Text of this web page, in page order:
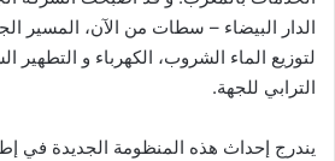
الدار البيضاء – سطات من الآن، المسير
لتوزيع الماء الشروب، الكهرباء و التطهير
الترابي للجهة.
يندرج إحداث هذه المنظومة الجديدة في